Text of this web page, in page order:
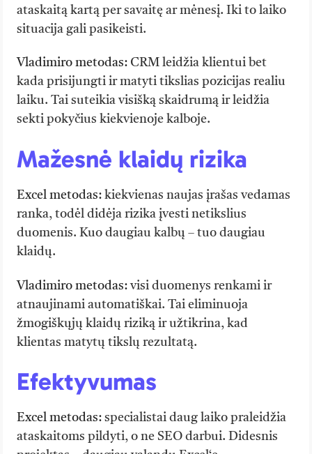
ataskaitą kartą per savaitę ar mėnesį. Iki to laiko
situacija gali pasikeisti.
Vladimiro metodas: CRM leidžia klientui bet
kada prisijungti ir matyti tikslias pozicijas realiu
laiku. Tai suteikia visišką skaidrumą ir leidžia
sekti pokyčius kiekvienoje kalboje.
Mažesnė klaidų rizika
Excel metodas: kiekvienas naujas įrašas vedamas
ranka, todėl didėja rizika įvesti netikslius
duomenis. Kuo daugiau kalbų – tuo daugiau
klaidų.
Vladimiro metodas:visi duomenys renkami ir
atnaujinami automatiškai. Tai eliminuoja
žmogiškųjų klaidų riziką ir užtikrina, kad
klientas matytų tikslų rezultatą.
Efektyvumas
Excel metodas: specialistai daug laiko praleidžia
ataskaitoms pildyti, o ne SEO darbui. Didesnis